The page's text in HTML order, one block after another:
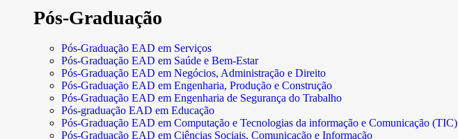
Pós-Graduação
Pós-Graduação EAD em Serviços
Pós-Graduação EAD em Saúde e Bem-Estar
Pós-Graduação EAD em Negócios, Administração e Direito
Pós-Graduação EAD em Engenharia, Produção e Construção
Pós-Graduação EAD em Engenharia de Segurança do Trabalho
Pós-graduação EAD em Educação
Pós-Graduação EAD em Computação e Tecnologias da informação e Comunicação (TIC)
Pós-Graduação EAD em Ciências Sociais, Comunicação e Informação